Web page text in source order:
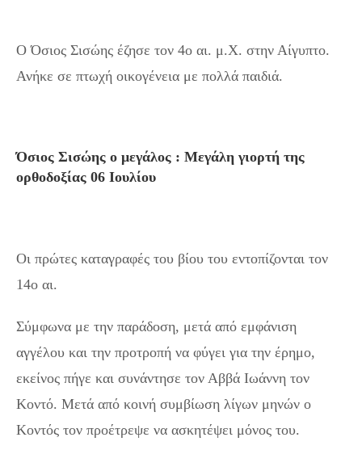
Ο Όσιος Σισώης έζησε τον 4ο αι. μ.Χ. στην Αίγυπτο.
Ανήκε σε πτωχή οικογένεια με πολλά παιδιά.
Όσιος Σισώης ο μεγάλος : Mεγάλη γιορτή της
ορθοδοξίας 06 Ιουλίου
Οι πρώτες καταγραφές του βίου του εντοπίζονται τον
14ο αι.
Σύμφωνα με την παράδοση, μετά από εμφάνιση
αγγέλου και την προτροπή να φύγει για την έρημο,
εκείνος πήγε και συνάντησε τον Αββά Ιωάννη τον
Κοντό. Μετά από κοινή συμβίωση λίγων μηνών ο
Κοντός τον προέτρεψε να ασκητέψει μόνος του.